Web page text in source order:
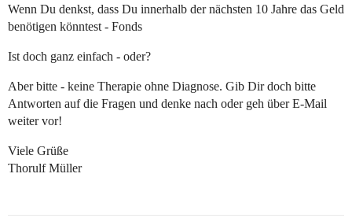
Wenn Du denkst, dass Du innerhalb der nächsten 10 Jahre das Geld
benötigen könntest - Fonds
Ist doch ganz einfach - oder?
Aber bitte - keine Therapie ohne Diagnose. Gib Dir doch bitte
Antworten auf die Fragen und denke nach oder geh über E-Mail
weiter vor!
Viele Grüße
Thorulf Müller